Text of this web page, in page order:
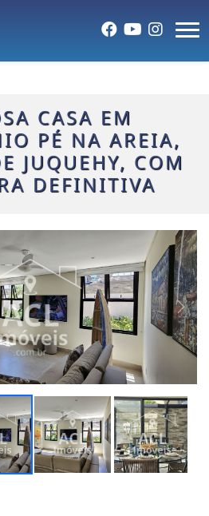
CASA EM
PÉ NA AREIA,
JUQUEHY, COM
DEFINITIVA